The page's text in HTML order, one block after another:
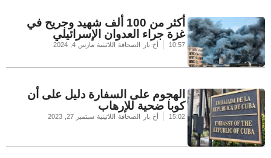
أكثر من 100 ألف شهيد وجريح في
غزة جراء العدوان الإسرائيلي
10:57 أخ بار الصحافة اللاتينية مارس 4, 2024
الهجوم على السفارة دليل على أن
كوبا ضحية للإرهاب
15:02 أخ بار الصحافة اللاتينية سبتمبر 27, 2023